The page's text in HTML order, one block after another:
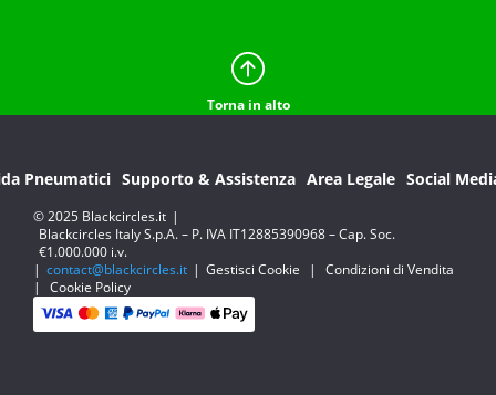
Torna in alto
Pneumatici Supporto & Assistenza Area Legale Social
© 2025 Blackcircles.it |
Blackcircles Italy S.p.A. – P. IVA IT12885390968 – Cap. Soc.
€1.000.000 i.v.
| contact@blackcircles.it | Gestisci Cookie |
Condizioni di Vendita
|
Cookie Policy